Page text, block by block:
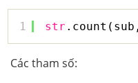
1 str
Các tham số: